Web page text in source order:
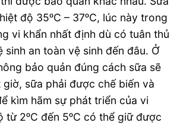
độ 35ᵒC – 37ᵒC, lúc này trong
vi khẩn nhất định dù có tuân thủ
sinh an toàn vệ sinh đến đâu. Ở
bảo quản đúng cách sữa sẽ
giờ, sữa phải được chế biến và
kìm hãm sự phát triển của vi
từ 2ᵒC đến 5ᵒC có thể giữ được